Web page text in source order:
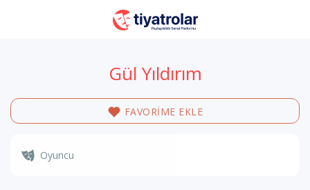
Gül Yıldırım
FAVORİME EKLE
Oyuncu